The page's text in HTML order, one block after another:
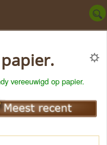
vereeuwigd op papier.